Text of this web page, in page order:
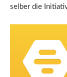
selber die